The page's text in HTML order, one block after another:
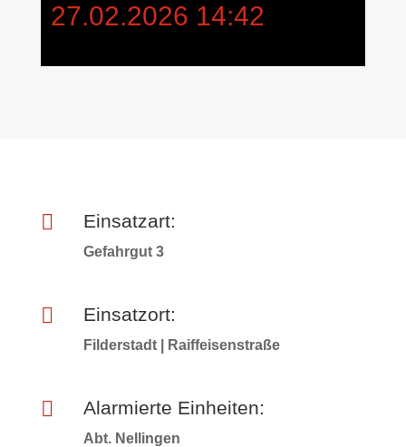
27.02.2026 14:42
 Einsatzart:
Gefahrgut 3
 Einsatzort:
Filderstadt | Raiffeisenstraße
 Alarmierte Einheiten:
Abt. Nellingen